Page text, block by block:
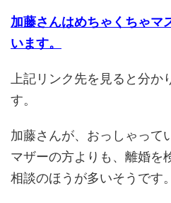
加藤さんはめちゃくちゃマ
います。
上記リンク先を見ると分
す。
加藤さんが、おっしゃって
マザーの方よりも、離婚を
相談のほうが多いそうです。